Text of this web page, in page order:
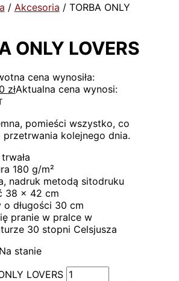
/ Akcesoria / TORBA ONLY
ONLY LOVERS
cena wynosiła:
złAktualna cena wynosi:
pomieści wszystko, co
kolejnego dnia.
180 g/m²
nadruk metodą sitodruku
38 x 42 cm
o długości 30 cm
pranie w pralce w
30 stopni Celsjusza
Na stanie
LOVERS